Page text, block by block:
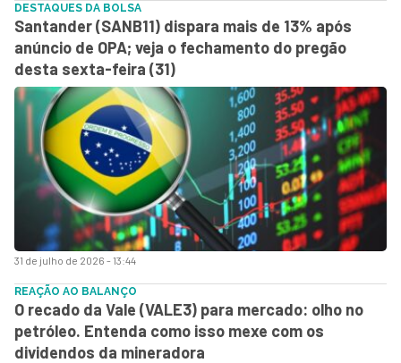
31 de julho de 2026 - 13:44
DESTAQUES DA BOLSA
Santander (SANB11) dispara mais de 13% após
anúncio de OPA; veja o fechamento do pregão
desta sexta-feira (31)
REAÇÃO AO BALANÇO
O recado da Vale (VALE3) para mercado: olho no
petróleo. Entenda como isso mexe com os
dividendos da mineradora